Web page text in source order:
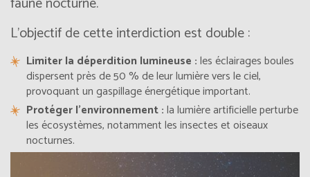
L’objectif de cette interdiction est double :
Limiter la déperdition lumineuse :les éclairages boules
dispersent près de 50 % de leur lumière vers le ciel,
provoquant un gaspillage énergétique important.
Protéger l’environnement :la lumière artificielle perturbe
les écosystèmes, notamment les insectes et oiseaux
nocturnes.